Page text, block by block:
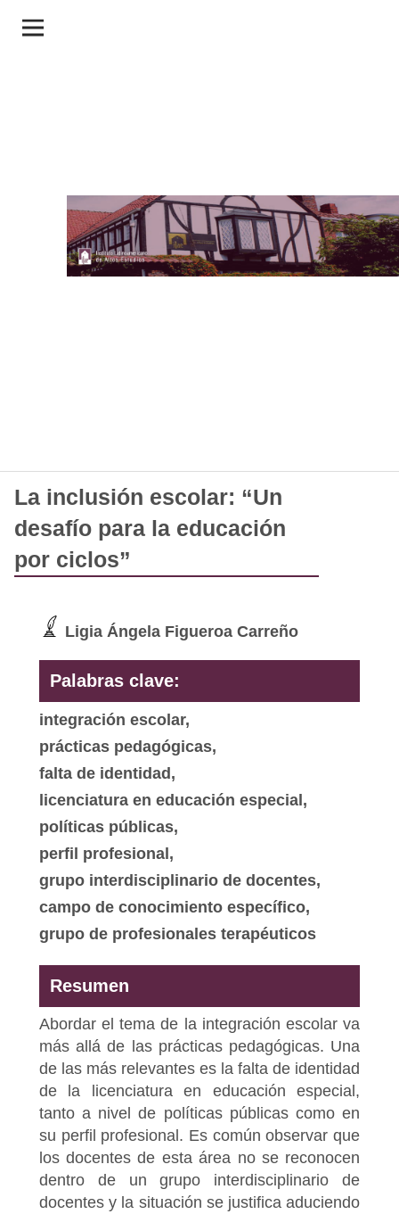
La inclusión escolar: “Un
desafío para la educación
por ciclos”
Ligia Ángela Figueroa Carreño
Palabras clave:
integración escolar,
prácticas pedagógicas,
falta de identidad,
licenciatura en educación especial,
políticas públicas,
perfil profesional,
grupo interdisciplinario de docentes,
campo de conocimiento específico,
grupo de profesionales terapéuticos
Resumen
Abordar el tema de la integración escolar va
más allá de las prácticas pedagógicas. Una
de las más relevantes es la falta de identidad
de la licenciatura en educación especial,
tanto a nivel de políticas públicas como en
su perfil profesional. Es común observar que
los docentes de esta área no se reconocen
dentro de un grupo interdisciplinario de
docentes y la situación se justifica aduciendo